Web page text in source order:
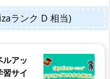
ランク D 相当)
アッ
サイ